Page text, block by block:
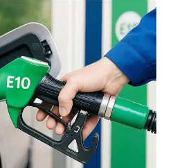
Chất lượng xăng E10 được